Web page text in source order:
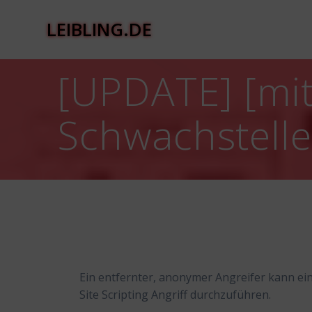
LEIBLING.DE
[UPDATE]
Ein entfernter, anonymer Angreifer kann
Site Scripting Angriff durchzuführen.